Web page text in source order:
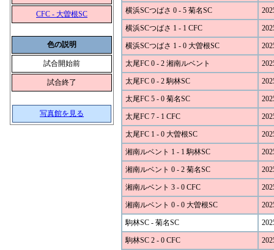
CFC - 大曽根SC
色の説明
試合開始前
試合終了
写真館を見る
横浜SCつばさ 0 - 5 菊名SC
横浜SCつばさ 1 - 1 CFC
横浜SCつばさ 1 - 0 大曽根SC
太尾FC 0 - 2 湘南ルベント
太尾FC 0 - 2 駒林SC
太尾FC 5 - 0 菊名SC
太尾FC 7 - 1 CFC
太尾FC 1 - 0 大曽根SC
湘南ルベント 1 - 1 駒林SC
湘南ルベント 0 - 2 菊名SC
湘南ルベント 3 - 0 CFC
湘南ルベント 0 - 0 大曽根SC
駒林SC - 菊名SC
駒林SC 2 - 0 CFC